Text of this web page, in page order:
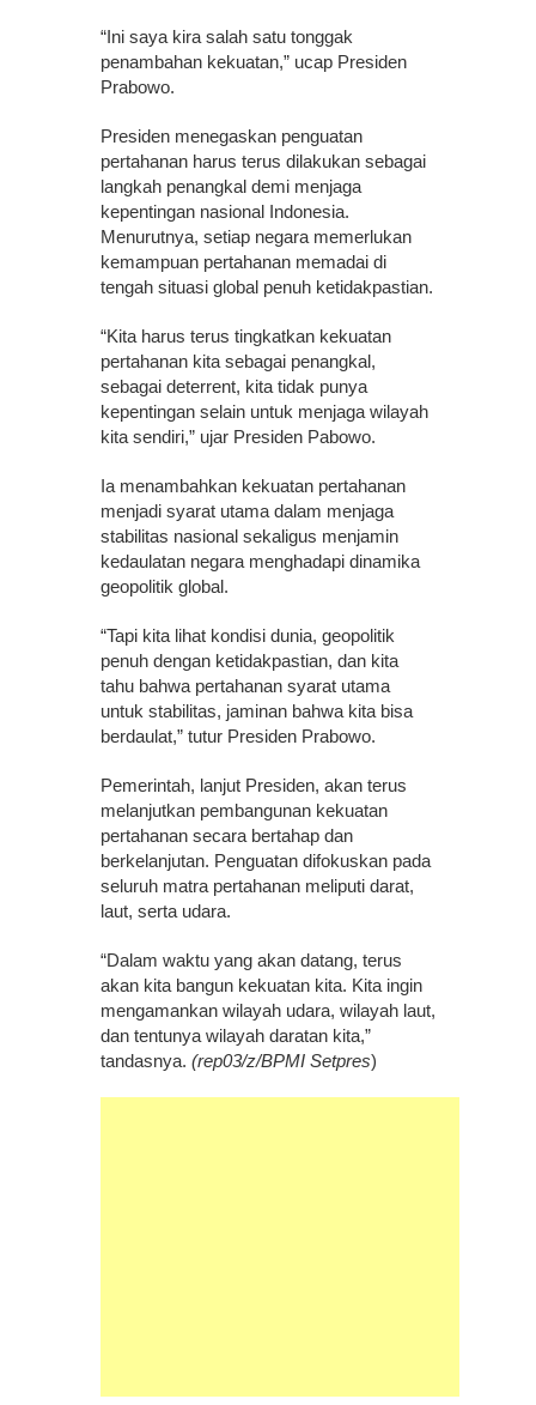
“Ini saya kira salah satu tonggak
penambahan kekuatan,” ucap Presiden
Prabowo.
Presiden menegaskan penguatan
pertahanan harus terus dilakukan sebagai
langkah penangkal demi menjaga
kepentingan nasional Indonesia.
Menurutnya, setiap negara memerlukan
kemampuan pertahanan memadai di
tengah situasi global penuh ketidakpastian.
“Kita harus terus tingkatkan kekuatan
pertahanan kita sebagai penangkal,
sebagai deterrent, kita tidak punya
kepentingan selain untuk menjaga wilayah
kita sendiri,” ujar Presiden Pabowo.
Ia menambahkan kekuatan pertahanan
menjadi syarat utama dalam menjaga
stabilitas nasional sekaligus menjamin
kedaulatan negara menghadapi dinamika
geopolitik global.
“Tapi kita lihat kondisi dunia, geopolitik
penuh dengan ketidakpastian, dan kita
tahu bahwa pertahanan syarat utama
untuk stabilitas, jaminan bahwa kita bisa
berdaulat,” tutur Presiden Prabowo.
Pemerintah, lanjut Presiden, akan terus
melanjutkan pembangunan kekuatan
pertahanan secara bertahap dan
berkelanjutan. Penguatan difokuskan pada
seluruh matra pertahanan meliputi darat,
laut, serta udara.
“Dalam waktu yang akan datang, terus
akan kita bangun kekuatan kita. Kita ingin
mengamankan wilayah udara, wilayah laut,
dan tentunya wilayah daratan kita,”
tandasnya. (rep03/z/BPMI Setpres)